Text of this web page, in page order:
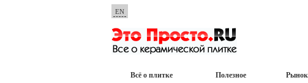
EN
Всё о плитке Полезное